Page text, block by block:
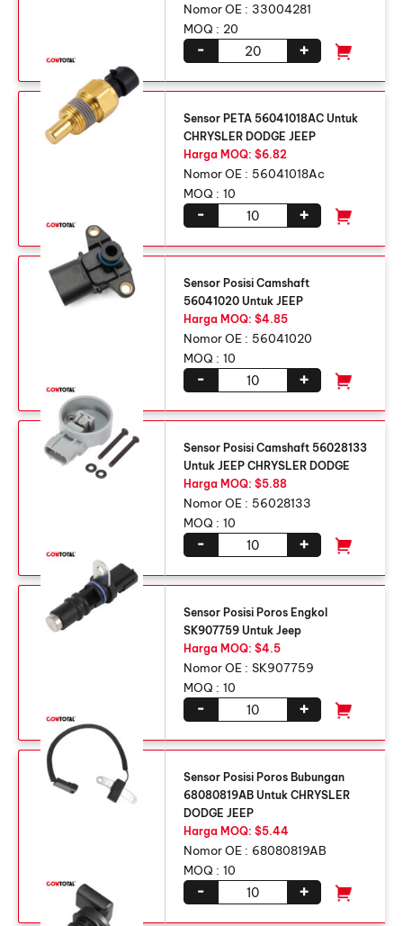
Nomor OE : 33004281
MOQ : 20
+
-
Sensor PETA 56041018AC Untuk
CHRYSLER DODGE JEEP
Harga MOQ: $6.82
Nomor OE : 56041018Ac
MOQ : 10
+
-
Sensor Posisi Camshaft
56041020 Untuk JEEP
Harga MOQ: $4.85
Nomor OE : 56041020
MOQ : 10
+
-
Sensor Posisi Camshaft 56028133
Untuk JEEP CHRYSLER DODGE
Harga MOQ: $5.88
Nomor OE : 56028133
MOQ : 10
+
-
Sensor Posisi Poros Engkol
SK907759 Untuk Jeep
Harga MOQ: $4.5
Nomor OE : SK907759
MOQ : 10
+
-
Sensor Posisi Poros Bubungan
68080819AB Untuk CHRYSLER
DODGE JEEP
Harga MOQ: $5.44
Nomor OE : 68080819AB
MOQ : 10
+
-